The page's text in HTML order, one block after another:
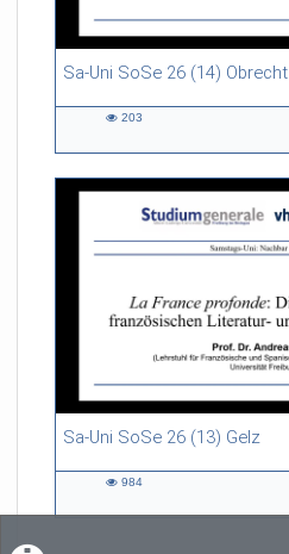
Sa-Uni SoSe 26 (14) Obrecht
46:53 duration
203
Sa-Uni SoSe 26 (13) Gelz
55:13 duration
984